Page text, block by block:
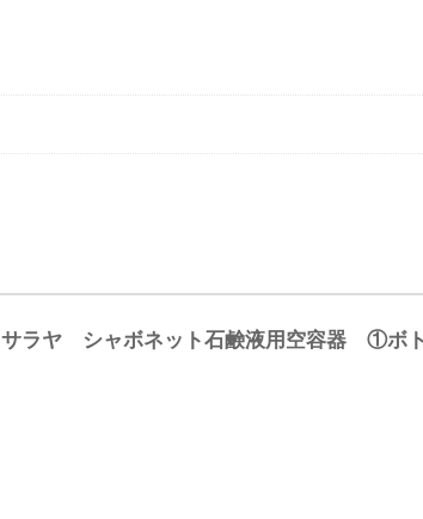
サラヤ シャボネット石鹸液用空容器 ①ボト